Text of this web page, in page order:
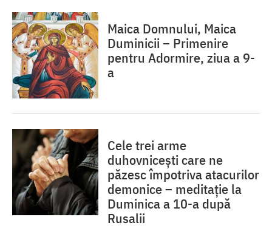
Maica Domnului, Maica
Duminicii – Primenire
pentru Adormire, ziua a 9-
a
Cele trei arme
duhovnicești care ne
păzesc împotriva atacurilor
demonice – meditație la
Duminica a 10-a după
Rusalii